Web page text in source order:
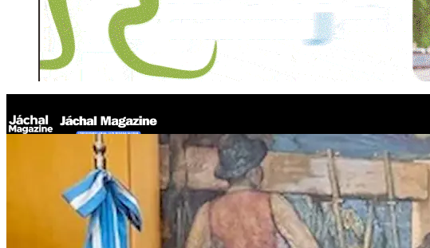
Jáchal Magazine
Milei elimina las secretarías de Industria y Pyme: funciones pasan a Economía